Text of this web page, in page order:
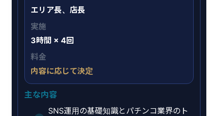
エリア長、店長
実施
3時間 × 4回
料金
内容に応じて決定
主な内容
SNS運用の基礎知識とパチンコ業界のト